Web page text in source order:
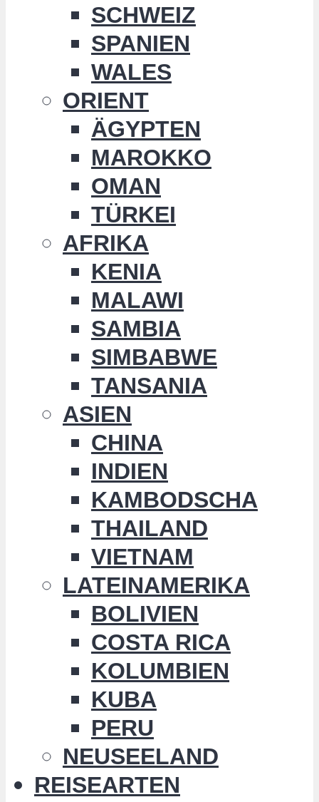
SCHWEIZ
SPANIEN
WALES
ORIENT
ÄGYPTEN
MAROKKO
OMAN
TÜRKEI
AFRIKA
KENIA
MALAWI
SAMBIA
SIMBABWE
TANSANIA
ASIEN
CHINA
INDIEN
KAMBODSCHA
THAILAND
VIETNAM
LATEINAMERIKA
BOLIVIEN
COSTA RICA
KOLUMBIEN
KUBA
PERU
NEUSEELAND
REISEARTEN